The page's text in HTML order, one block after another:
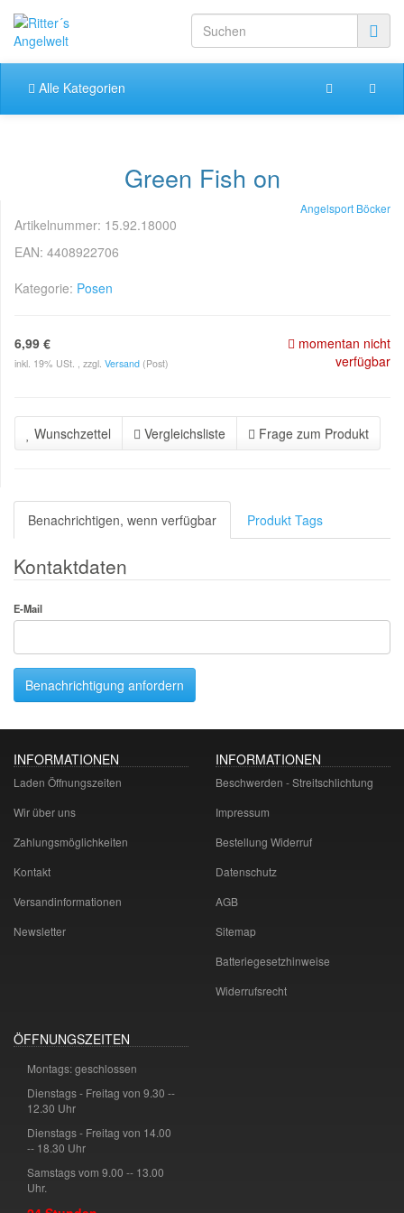
Alle Kategorien
Green Fish on
Angelsport Böcker
Artikelnummer: 15.92.18000
EAN: 4408922706
Kategorie: Posen
6,99 €
inkl. 19% USt. , zzgl. Versand (Post)
momentan nicht
verfügbar
Wunschzettel Vergleichsliste Frage zum Produkt
Benachrichtigen, wenn verfügbar Produkt Tags
Kontaktdaten
E-Mail
Benachrichtigung anfordern
INFORMATIONEN
Laden Öffnungszeiten
Wir über uns
Zahlungsmöglichkeiten
Kontakt
Versandinformationen
Newsletter
INFORMATIONEN
Beschwerden - Streitschlichtung
Impressum
Bestellung Widerruf
Datenschutz
AGB
Sitemap
Batteriegesetzhinweise
Widerrufsrecht
ÖFFNUNGSZEITEN
Montags: geschlossen
Dienstags - Freitag von 9.30 --
12.30 Uhr
Dienstags - Freitag von 14.00
-- 18.30 Uhr
Samstags vom 9.00 -- 13.00
Uhr.